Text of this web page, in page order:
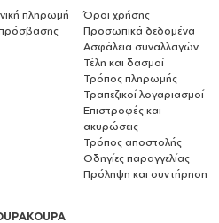
πληρωμή
Όροι χρήσης
Προσωπικά δεδομένα
Ασφάλεια συναλλαγών
Τέλη και δασμοί
Τρόπος πληρωμής
Τραπεζικοί λογαριασμοί
Επιστροφές και
ακυρώσεις
Τρόπος αποστολής
Οδηγίες παραγγελίας
Πρόληψη και συντήρηση